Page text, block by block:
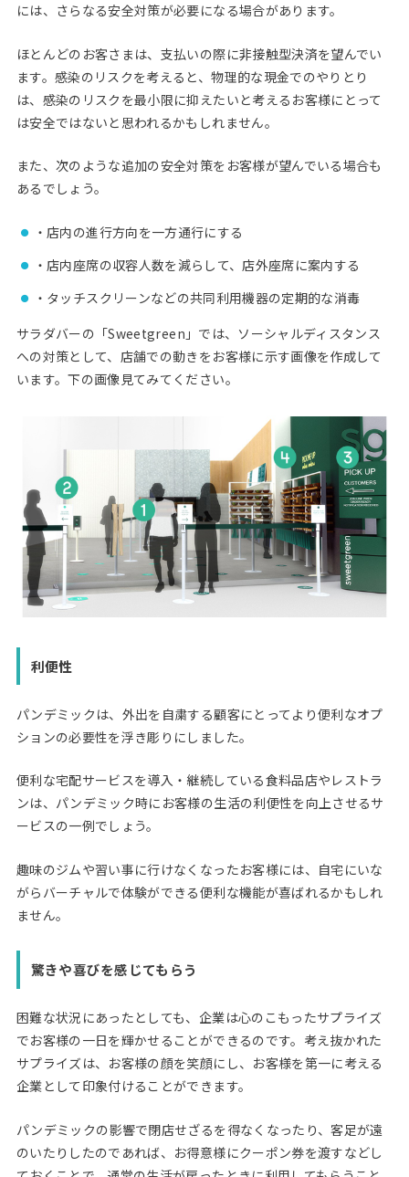
には、さらなる安全対策が必要になる場合があります。
ほとんどのお客さまは、支払いの際に非接触型決済を望んでい
ます。感染のリスクを考えると、物理的な現金でのやりとり
は、感染のリスクを最小限に抑えたいと考えるお客様にとって
は安全ではないと思われるかもしれません。
また、次のような追加の安全対策をお客様が望んでいる場合も
あるでしょう。
・店内の進行方向を一方通行にする
・店内座席の収容人数を減らして、店外座席に案内する
・タッチスクリーンなどの共同利用機器の定期的な消毒
サラダバーの「Sweetgreen」では、ソーシャルディスタンス
への対策として、店舗での動きをお客様に示す画像を作成して
います。下の画像見てみてください。
利便性
パンデミックは、外出を自粛する顧客にとってより便利なオプ
ションの必要性を浮き彫りにしました。
便利な宅配サービスを導入・継続している食料品店やレストラ
ンは、パンデミック時にお客様の生活の利便性を向上させるサ
ービスの一例でしょう。
趣味のジムや習い事に行けなくなったお客様には、自宅にいな
がらバーチャルで体験ができる便利な機能が喜ばれるかもしれ
ません。
驚きや喜びを感じてもらう
困難な状況にあったとしても、企業は心のこもったサプライズ
でお客様の一日を輝かせることができるのです。考え抜かれた
サプライズは、お客様の顔を笑顔にし、お客様を第一に考える
企業として印象付けることができます。
パンデミックの影響で閉店せざるを得なくなったり、客足が遠
のいたりしたのであれば、お得意様にクーポン券を渡すなどし